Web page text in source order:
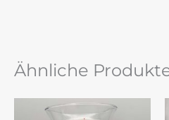
Ähnliche